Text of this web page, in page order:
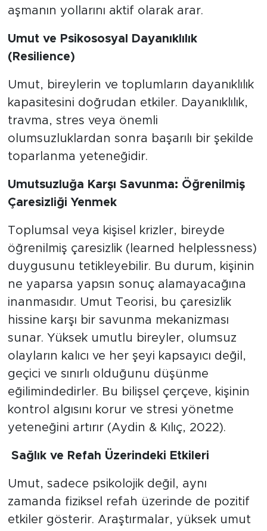
aşmanın yollarını aktif olarak arar.
Umut ve Psikososyal Dayanıklılık
(Resilience)
​Umut, bireylerin ve toplumların dayanıklılık
kapasitesini doğrudan etkiler. Dayanıklılık,
travma, stres veya önemli
olumsuzluklardan sonra başarılı bir şekilde
toparlanma yeteneğidir.
Umutsuzluğa Karşı Savunma: Öğrenilmiş
Çaresizliği Yenmek
​Toplumsal veya kişisel krizler, bireyde
öğrenilmiş çaresizlik (learned helplessness)
duygusunu tetikleyebilir. Bu durum, kişinin
ne yaparsa yapsın sonuç alamayacağına
inanmasıdır. Umut Teorisi, bu çaresizlik
hissine karşı bir savunma mekanizması
sunar. Yüksek umutlu bireyler, olumsuz
olayların kalıcı ve her şeyi kapsayıcı değil,
geçici ve sınırlı olduğunu düşünme
eğilimindedirler. Bu bilişsel çerçeve, kişinin
kontrol algısını korur ve stresi yönetme
yeteneğini artırır (Aydin & Kılıç, 2022).
​ Sağlık ve Refah Üzerindeki Etkileri
​Umut, sadece psikolojik değil, aynı
zamanda fiziksel refah üzerinde de pozitif
etkiler gösterir. Araştırmalar, yüksek umut